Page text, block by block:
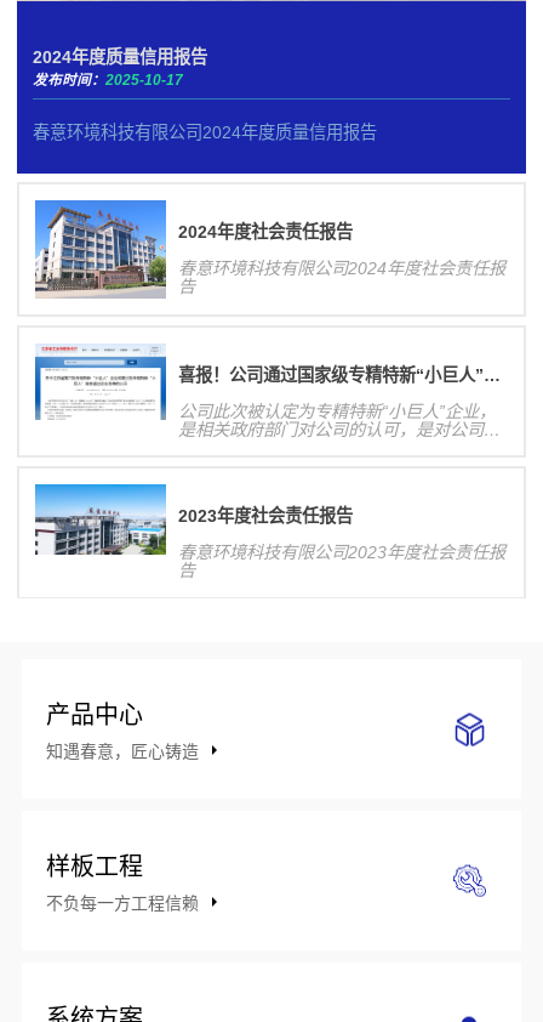
2024年度质量信用报告
发布时间： 2025-10-17
春意环境科技有限公司2024年度质量信用报告
2024年度社会责任报告
春意环境科技有限公司2024年度社会责任报
告
喜报！公司通过国家级专精特新“小巨人”企业认定！
公司此次被认定为专精特新“小巨人”企业，
是相关政府部门对公司的认可，是对公司研
2023年度社会责任报告
春意环境科技有限公司2023年度社会责任报
告
产品中心
知遇春意，匠心铸造
样板工程
不负每一方工程信赖